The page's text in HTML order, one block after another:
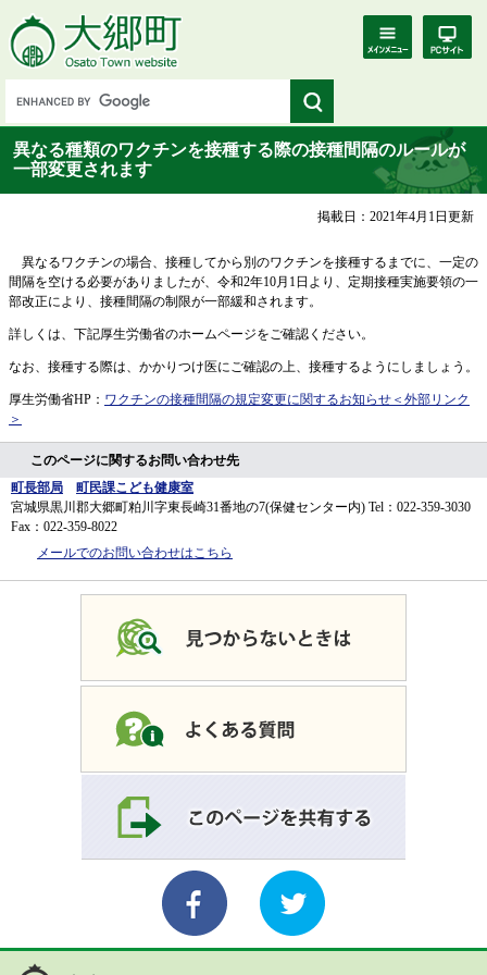
異なる種類のワクチンを接種する際の接種間隔のルールが
一部変更されます
掲載日：2021年4月1日更新
異なるワクチンの場合、接種してから別のワクチンを接種するまでに、一定の
間隔を空ける必要がありましたが、令和2年10月1日より、定期接種実施要領の一
部改正により、接種間隔の制限が一部緩和されます。
詳しくは、下記厚生労働省のホームページをご確認ください。
なお、接種する際は、かかりつけ医にご確認の上、接種するようにしましょう。
厚生労働省HP： ワクチンの接種間隔の規定変更に関するお知らせ ＜外部リンク
＞
このページに関するお問い合わせ先
町長部局
町民課こども健康室
宮城県黒川郡大郷町粕川字東長崎31番地の7(保健センター内) Tel：022-359-3030
Fax：022-359-8022
メールでのお問い合わせはこちら